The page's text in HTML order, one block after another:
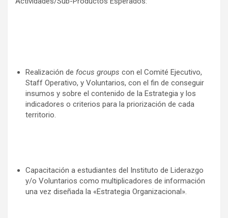
Realización de focus groups con el Comité Ejecutivo,
Staff Operativo, y Voluntarios, con el fin de conseguir
insumos y sobre el contenido de la Estrategia y los
indicadores o criterios para la priorización de cada
territorio.
Capacitación a estudiantes del Instituto de Liderazgo
y/o Voluntarios como multiplicadores de información
una vez diseñada la «Estrategia Organizacional».